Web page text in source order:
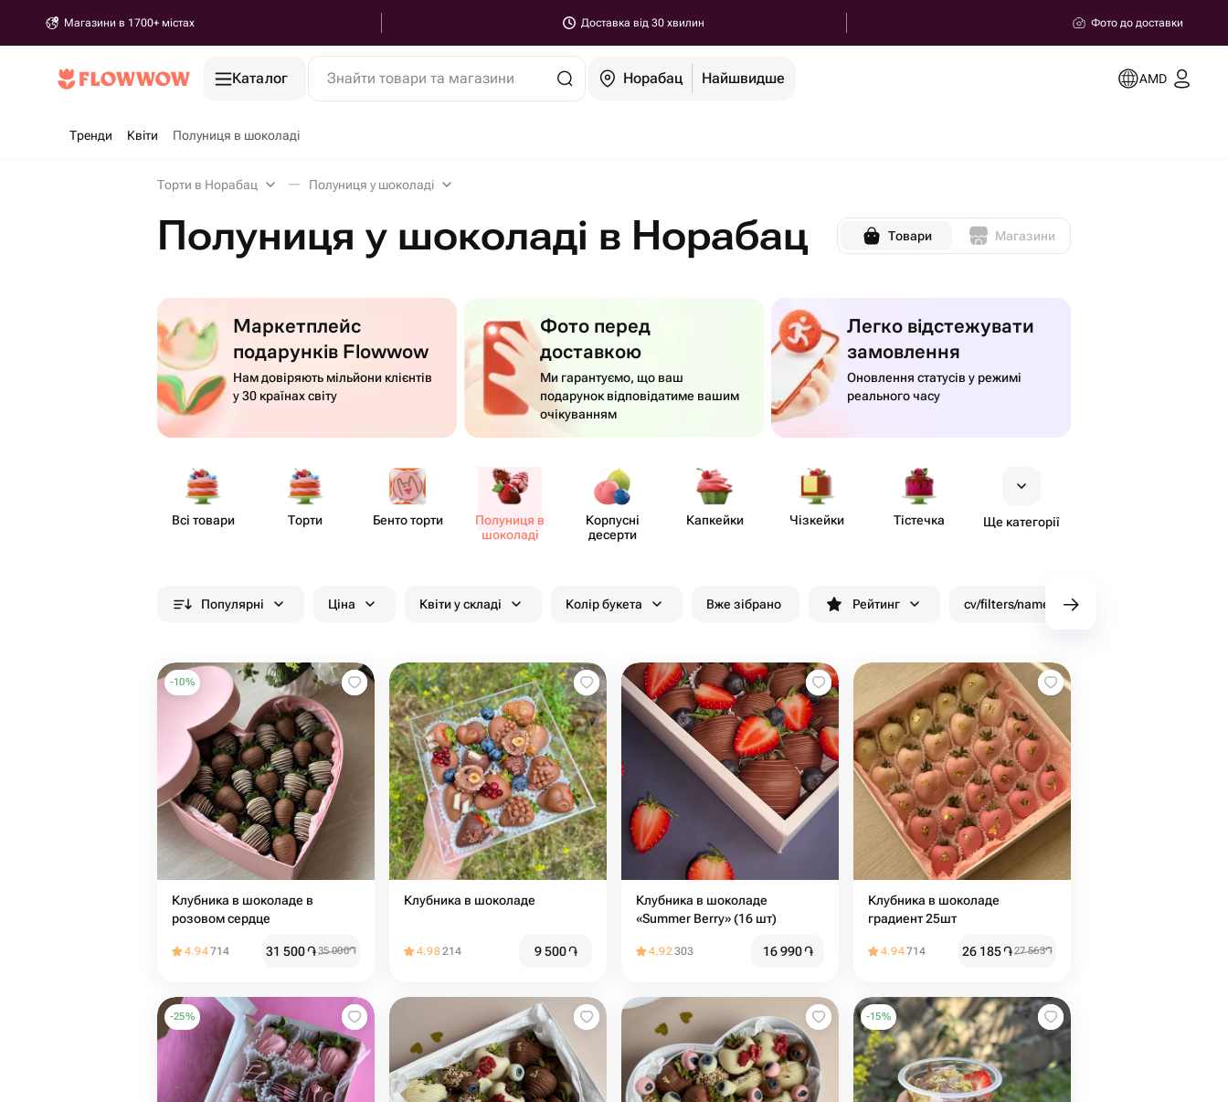
Магазини в 1700+ містах Доставка від 30 хвилин Фото до доставки
Каталог Знайти товари та магазини Норабац Найшвидше AMD
Тренди Квіти Полуниця в шоколаді
Торти в Норабац Полуниця у шоколаді
Полуниця у шоколаді в Норабац Товари Магазини
Маркетплейс
подарунків Flowwow
Нам довіряють мільйони клієнтів
у 30 країнах світу
Фото перед
доставкою
Ми гарантуємо, що ваш
подарунок відповідатиме вашим
очікуванням
Легко відстежувати
замовлення
Оновлення статусів у режимі
реального часу
Всі товари Торти Бенто торти
Полуниця в
шоколаді
Корпусні
десерти
Капкейки Чізкейки Тістечка Ще категорії
Популярні Ціна Квіти у складі Колір букета Вже зібрано Рейтинг cv/filters/name_fast_delivery
-10%
Клубника в шоколаде в
розовом сердце
4.94714 31 500֏35 000֏
Клубника в шоколаде
4.98214 9 500֏
Клубника в шоколаде
«Summer Berry» (16 шт)
4.92303 16 990֏
Клубника в шоколаде
градиент 25шт
4.94714 26 185֏27 563֏
-25% -15%